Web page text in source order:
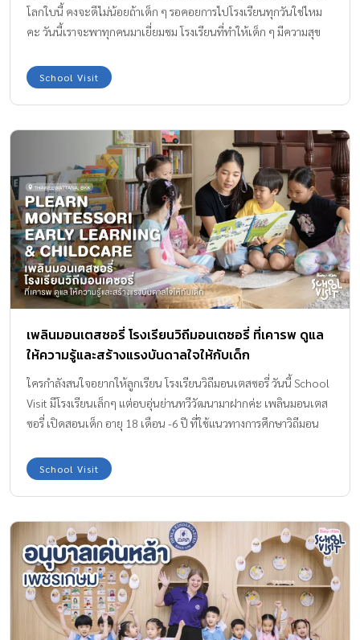
โลกใบนี้ คงจะดีไม่น้อยถ้าเด็ก ๆ รอคอยการไปโรงเรียนทุกวันใช่ไหม
คะ วันนี้เราจะพาทุกคนมาเยี่ยมชม โรงเรียนที่ทำให้เด็ก ๆ มีความสุข
Center โรงเรียนอนุบาลนานาชาติ ที่ตั้งอยู่ในโครงการนิชดา ธานี (ซอย
สามัคคี) ด้วยการผสมผสานแนวคิด Montessori และ International
รู้ของเด็ก ๆ เพื่อการเติบโตอย่างมีความสุข บรรยากาศเอื้อต่อการเล่น
และเรียนรู้อย่างแท้จริง เด็ก ๆ สูดหายใจให้เต็มปอดเลยค่ะ ทำไม
นักเรียน Tree House ถึงพัฒนาอย่างก้าวกระโดด? Tree House ใช้
แนวคิด Montessori การพัฒนาตัวตน ( แต่ละคน ) ที่แตกต่างกันไป
+ เรียนรู้อย่างมีสมาธิและไม่ย่อท้อ มอนเตสซอรี่เชื่อว่า […]
School Visit
เพลินมอนเตสซอรี่ โรงเรียนวิถีมอนเตซอรี่ ที่เคารพ ดูแล
ให้ความรู้และสร้างแรงบันดาลใจให้กับเด็ก
ใครกำลังสนใจอยากให้ลูกเรียน โรงเรียนวิถีมอนเตสซอรี่ วันนี้ School
Visit มีโรงเรียนเล็กๆ แต่อบอุ่นย่านทวีวัฒนามาฝากค่ะ เพลินมอนเตส
ซอรี่ เปิดสอนเด็ก อายุ 18 เดือน -6 ปี ที่ใช้แนวทางการศึกษา​วิถีมอน
Curriculum ก่อตั้งโดย ครูปิ่น-ธิดารัตน์ รัตนเลิศ เจ้าของโรงเรียนและ
คุณแม่ Fulltime ที่เลี้ยงลูกด้วยตนเองด้วยวิถีมอนเตสซอรี่มาตลอด
ซอริสำหรับเด็กอายุ 0-3 ปีจากสมาคมมอนเตสซอรี่แห่งประเทศไทย จบ
การศึกษา Primary Montessori Teacher Training (for 3-6 year
old) และ AMI Orientation Course (6-12 year old) จาก
Association Montessori Internationale (AMI) และอยากสร้าง
คอมมูนิตี้คุณพ่อคุณแม่ ที่มีความสนใจในด้านเดียวกัน โดยปรับเปลี่ยน
บ้านให้เป็นที่เรียนมอนเตสซอรี่ เริ่มจากเปิด Playgroup กลุ่มเด็กเล็กๆ
School Visit